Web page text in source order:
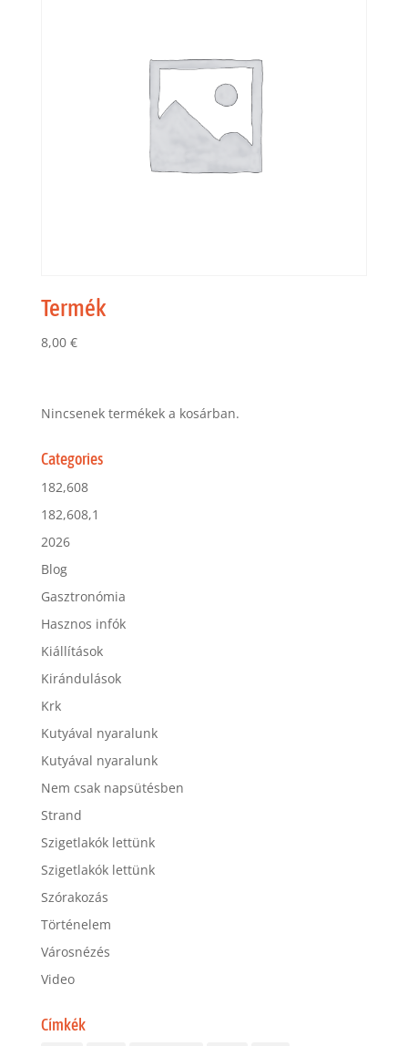
Termék
8,00 €
Nincsenek termékek a kosárban.
Categories
182,608
182,608,1
2026
Blog
Gasztronómia
Hasznos infók
Kiállítások
Kirándulások
Krk
Kutyával nyaralunk
Kutyával nyaralunk
Nem csak napsütésben
Strand
Szigetlakók lettünk
Szigetlakók lettünk
Szórakozás
Történelem
Városnézés
Video
Címkék